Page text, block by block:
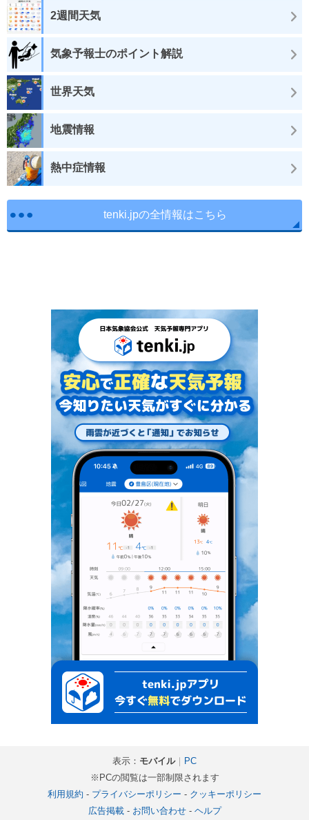
2週間天気
気象予報士のポイント解説
世界天気
地震情報
熱中症情報
tenki.jpの全情報はこちら
表示： モバイル｜ PC
※PCの閲覧は一部制限されます
利用規約 - プライバシーポリシー - クッキーポリシー
広告掲載- お問い合わせ- ヘルプ